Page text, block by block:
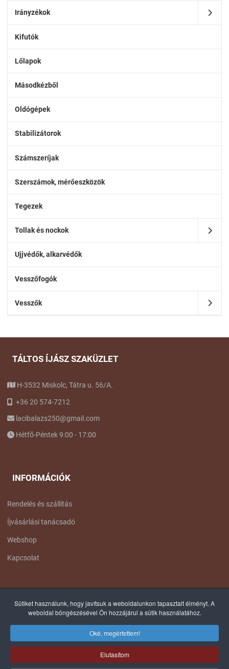
Sütiket használunk, hogy javítsuk a weboldalunkon tapasztalt élményt. A
weboldal böngészésével Ön hozzájárul a sütik használatához.
Oké, megértettem!
Elutasítom
Irányzékok
Kifutók
Lőlapok
Másodkézből
Oldógépek
Stabilizátorok
Számszeríjak
Szerszámok, mérőeszközök
Tegezek
Tollak és nockok
Ujjvédők, alkarvédők
Vesszőfogók
Vesszők
TÁLTOS ÍJÁSZ SZAKÜZLET
H-3532 Miskolc, Tátra u. 56/A.
+36 20 574-7212
lacibalazs250@gmail.com
Hétfő-Péntek 9:00 - 17:00
INFORMÁCIÓK
Rendelés és szállítás
Íjvásárlási tanácsadó
Webshop
Kapcsolat